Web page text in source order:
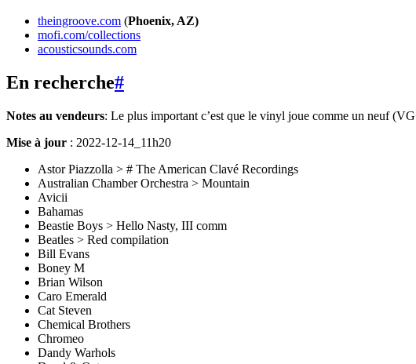
theingroove.com (Phoenix, AZ)
mofi.com/collections
acousticsounds.com
En recherche#
Notes au vendeurs: Le plus important c’est que le vinyl joue comme un neuf
Mise à jour : 2022-12-14_11h20
Astor Piazzolla > # The American Clavé Recordings
Australian Chamber Orchestra > Mountain
Avicii
Bahamas
Beastie Boys > Hello Nasty, III comm
Beatles > Red compilation
Bill Evans
Boney M
Brian Wilson
Caro Emerald
Cat Steven
Chemical Brothers
Chromeo
Dandy Warhols